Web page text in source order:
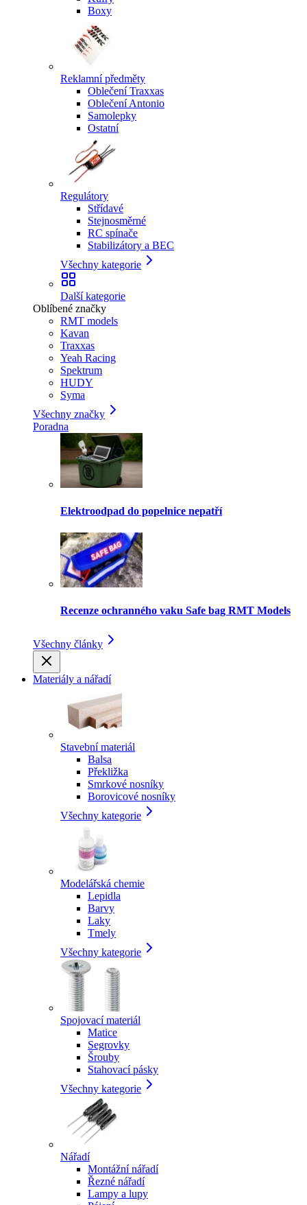
Boxy
Reklamní předměty
Oblečení Traxxas
Oblečení Antonio
Samolepky
Ostatní
Regulátory
Střídavé
Stejnosměrné
RC spínače
Stabilizátory a BEC
Všechny kategorie
Další kategorie
Oblíbené značky
RMT models
Kavan
Traxxas
Yeah Racing
Spektrum
HUDY
Syma
Všechny značky
Poradna
Elektroodpad do popelnice nepatří
Recenze ochranného vaku Safe bag RMT Models
Všechny články
Materiály a nářadí
Stavební materiál
Balsa
Překližka
Smrkové nosníky
Borovicové nosníky
Všechny kategorie
Modelářská chemie
Lepidla
Barvy
Laky
Tmely
Všechny kategorie
Spojovací materiál
Matice
Segrovky
Šrouby
Stahovací pásky
Všechny kategorie
Nářadí
Montážní nářadí
Řezné nářadí
Lampy a lupy